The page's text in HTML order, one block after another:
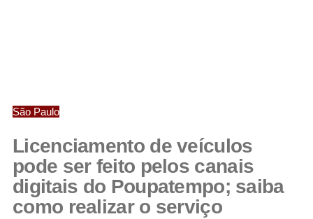
São Paulo
Licenciamento de veículos
pode ser feito pelos canais
digitais do Poupatempo; saiba
como realizar o serviço